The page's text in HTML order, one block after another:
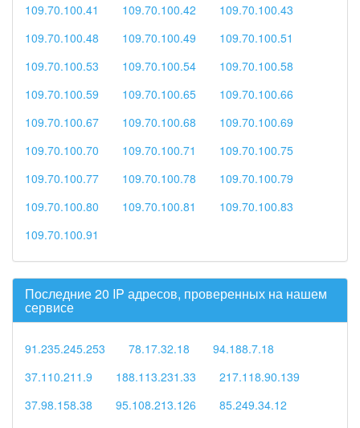
109.70.100.41
109.70.100.42
109.70.100.43
109.70.100.48
109.70.100.49
109.70.100.51
109.70.100.53
109.70.100.54
109.70.100.58
109.70.100.59
109.70.100.65
109.70.100.66
109.70.100.67
109.70.100.68
109.70.100.69
109.70.100.70
109.70.100.71
109.70.100.75
109.70.100.77
109.70.100.78
109.70.100.79
109.70.100.80
109.70.100.81
109.70.100.83
109.70.100.91
Последние 20 IP адресов, проверенных на нашем
сервисе
91.235.245.253 78.17.32.18
94.188.7.18
37.110.211.9
188.113.231.33
217.118.90.139
37.98.158.38
95.108.213.126
85.249.34.12